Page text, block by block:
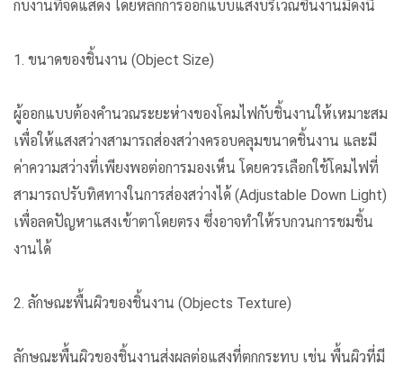
กับงานที่จัดแสดง โดยหลักการออกแบบแสงบริเวณชิ้นงานมีดังนี้
1. ขนาดของชิ้นงาน (Object Size)
ผู้ออกแบบต้องคำนวณระยะห่างของโคมไฟกับชิ้นงานให้เหมาะสม
เพื่อให้แสงสว่างสามารถส่องสว่างครอบคลุมขนาดชิ้นงาน และมี
ค่าความสว่างที่เพียงพอต่อการมองเห็น โดยควรเลือกใช้โคมไฟที่
สามารถปรับทิศทางในการส่องสว่างได้ (Adjustable Down Light)
เพื่อลดปัญหาแสงเข้าตาโดยตรง ซึ่งอาจทำให้รบกวนการชมชิ้น
งานได้
2. ลักษณะพื้นผิวของชิ้นงาน (Objects Texture)
ลักษณะพื้นผิวของชิ้นงานส่งผลต่อแสงที่ตกกระทบ เช่น พื้นผิวที่มี